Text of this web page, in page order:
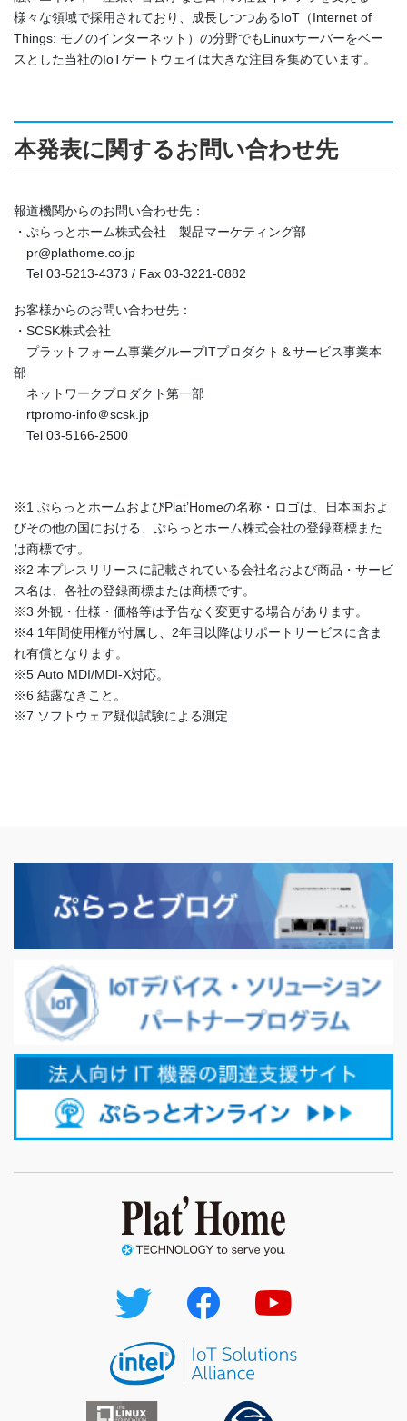
様々な領域で採用されており、成長しつつあるIoT（Internet of
Things: モノのインターネット）の分野でもLinuxサーバーをベー
スとした当社のIoTゲートウェイは大きな注目を集めています。
本発表に関するお問い合わせ先
報道機関からのお問い合わせ先：
・ぷらっとホーム株式会社 製品マーケティング部
pr@plathome.co.jp
Tel 03-5213-4373 / Fax 03-3221-0882
お客様からのお問い合わせ先：
・SCSK株式会社
プラットフォーム事業グループITプロダクト＆サービス事業本
部
ネットワークプロダクト第一部
rtpromo-info＠scsk.jp
Tel 03-5166-2500
※1 ぷらっとホームおよびPlat’Homeの名称・ロゴは、日本国およ
びその他の国における、ぷらっとホーム株式会社の登録商標また
は商標です。
※2 本プレスリリースに記載されている会社名および商品・サービ
ス名は、各社の登録商標または商標です。
※3 外観・仕様・価格等は予告なく変更する場合があります。
※4 1年間使用権が付属し、2年目以降はサポートサービスに含ま
れ有償となります。
※5 Auto MDI/MDI-X対応。
※6 結露なきこと。
※7 ソフトウェア疑似試験による測定